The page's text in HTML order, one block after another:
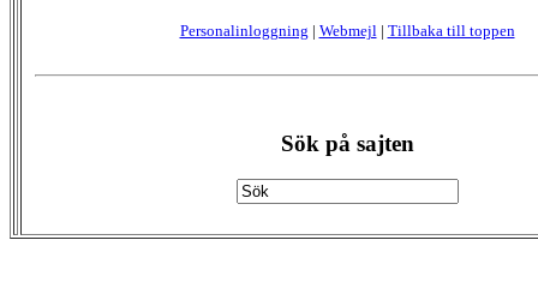
Personalinloggning | Webmejl | Tillbaka till toppen
Sök på sajten